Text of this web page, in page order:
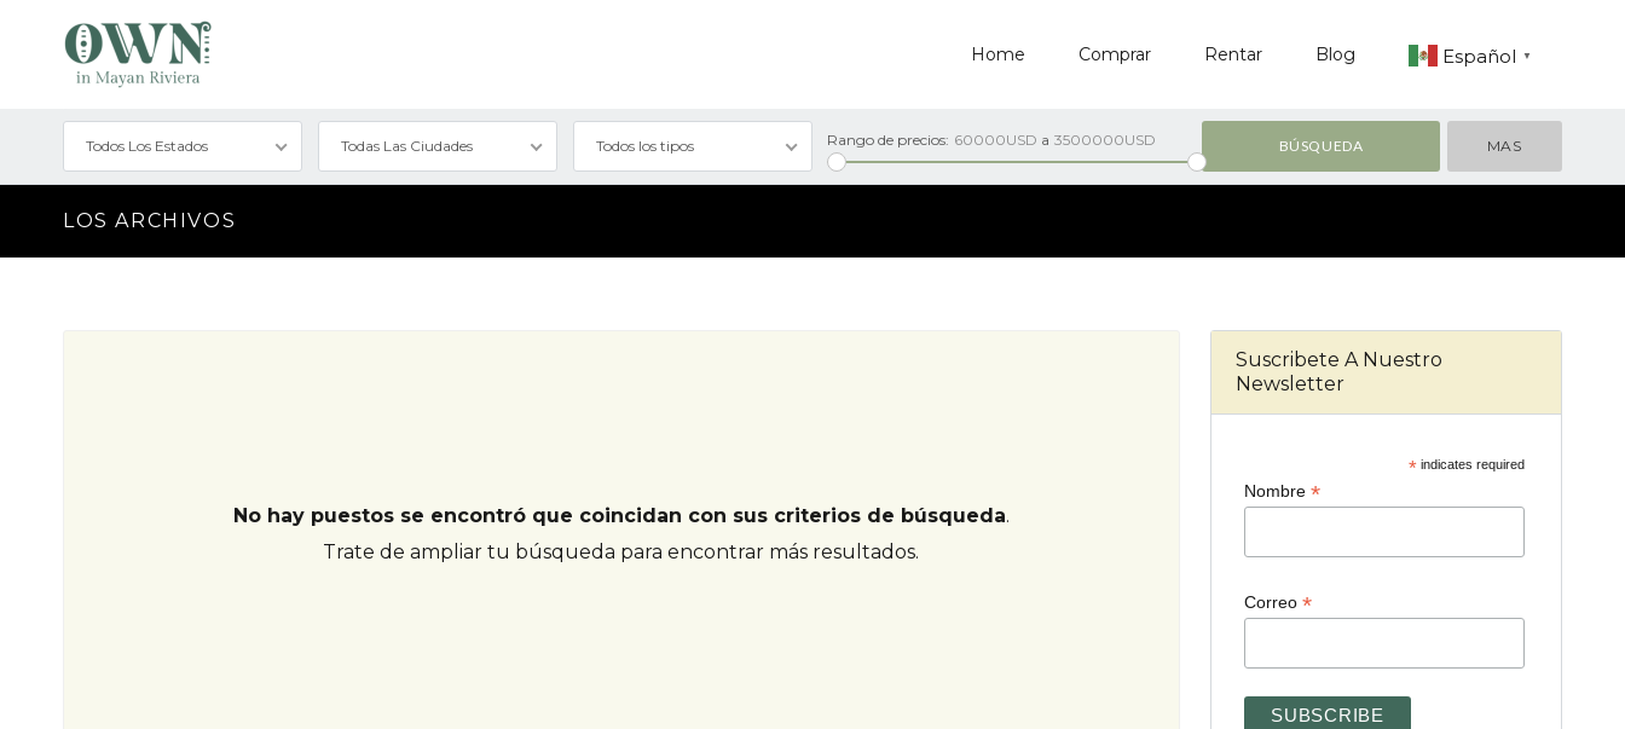
Home Comprar Rentar Blog Español ▼
Todos Los Estados Todas Las Ciudades Todos los tipos Rango de precios: 60000USD a 3500000USD MAS
LOS ARCHIVOS
No hay puestos se encontró que coincidan con sus criterios de búsqueda.
Trate de ampliar tu búsqueda para encontrar más resultados.
Suscribete A Nuestro
Newsletter
* indicates required
Nombre*
Correo*